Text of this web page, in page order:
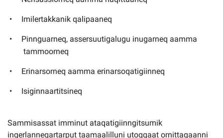
Imilertakkanik qalipaaneq
Pinnguarneq, assersuutigalugu inugarneq aamma
tammoorneq
Erinarsorneq aamma erinarsoqatigiinneq
Isiginnaartitsineq
Sammisassat imminut ataqatigiinngitsumik
ingerlanneqartarput taamaalilluni utoqqaat ornittagaanni